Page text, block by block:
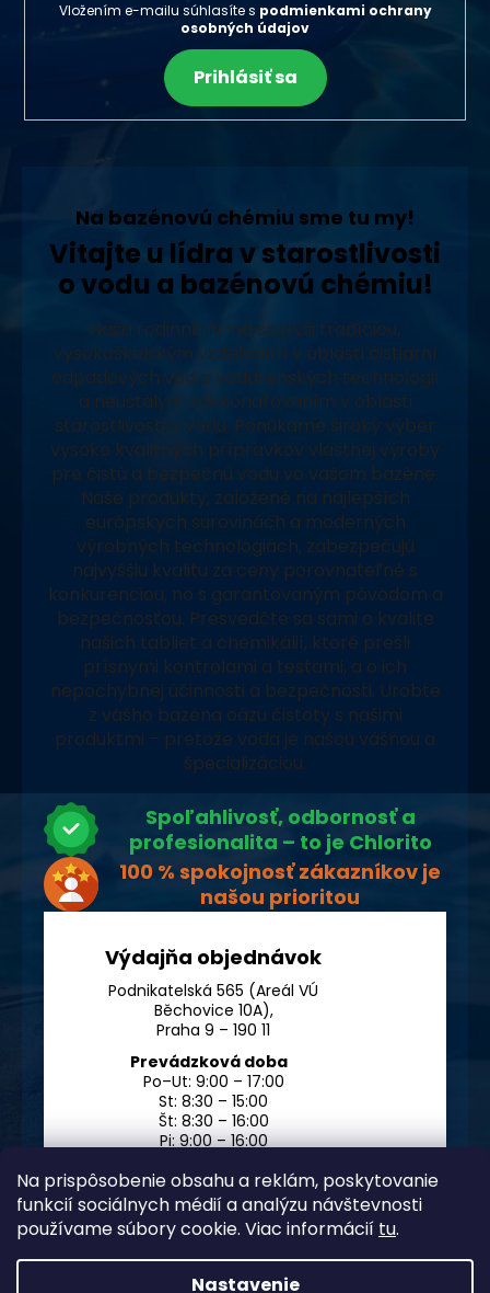
Na prispôsobenie obsahu a reklám, poskytovanie
funkcií sociálnych médií a analýzu návštevnosti
používame súbory cookie. Viac informácií tu.
Nastavenie
Vložením e-mailu súhlasíte s podmienkami ochrany
osobných údajov
Prihlásiť sa
Na bazénovú chémiu sme tu my!
Vitajte u lídra v starostlivosti
o vodu a bazénovú chémiu!
Naša rodinná firma sa pýši tradíciou,
vysokoškolským vzdelaním v oblasti čistiarní
odpadových vôd a vodárenských technológií
a neustálym zdokonaľovaním v oblasti
starostlivosti o vodu. Ponúkame široký výber
vysoko kvalitných prípravkov vlastnej výroby
pre čistú a bezpečnú vodu vo vašom bazéne.
Naše produkty, založené na najlepších
európskych surovinách a moderných
výrobných technológiách, zabezpečujú
najvyššiu kvalitu za ceny porovnateľné s
konkurenciou, no s garantovaným pôvodom a
bezpečnosťou. Presvedčte sa sami o kvalite
našich tabliet a chemikálií, ktoré prešli
prísnymi kontrolami a testami, a o ich
nepochybnej účinnosti a bezpečnosti. Urobte
z vášho bazéna oázu čistoty s našimi
produktmi – pretože voda je našou vášňou a
špecializáciou.
Spoľahlivosť, odbornosť a
profesionalita – to je Chlorito
100 % spokojnosť zákazníkov je
našou prioritou
Výdajňa objednávok
Podnikatelská 565 (Areál VÚ
Běchovice 10A),
Praha 9 – 190 11
Prevádzková doba
Po–Ut: 9:00 – 17:00
St: 8:30 – 15:00
Št: 8:30 – 16:00
Pi: 9:00 – 16:00